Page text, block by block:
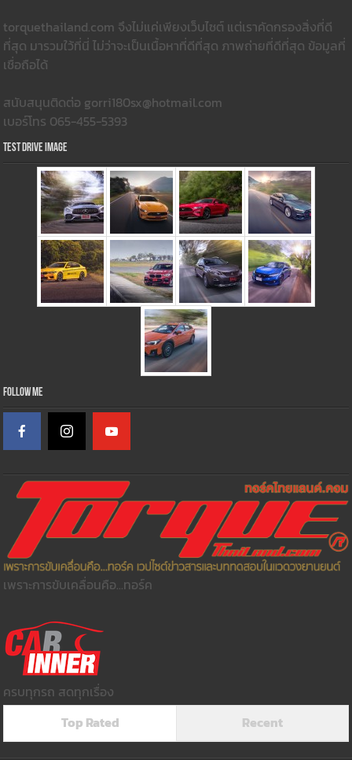
torquethailand.com จึงไม่แค่เพียงเว็บไซต์ แต่เราคัดกรองสิ่งที่ดี
ที่สุด มารวมใว้ที่นี่ ไม่ว่าจะเป็นเนื้อหาที่ดีที่สุด ภาพถ่ายที่ดีที่สุด ข้อมูลที่
เชื่อถือได้
สนับสนุนติดต่อ gorri180sx@hotmail.com
เบอร์โทร 065-455-5393
Test Drive Image
Follow Me
เพราะการขับเคลื่อนคือ...ทอร์ค
ครบทุกรถ สดทุกเรื่อง
Top Rated
Recent